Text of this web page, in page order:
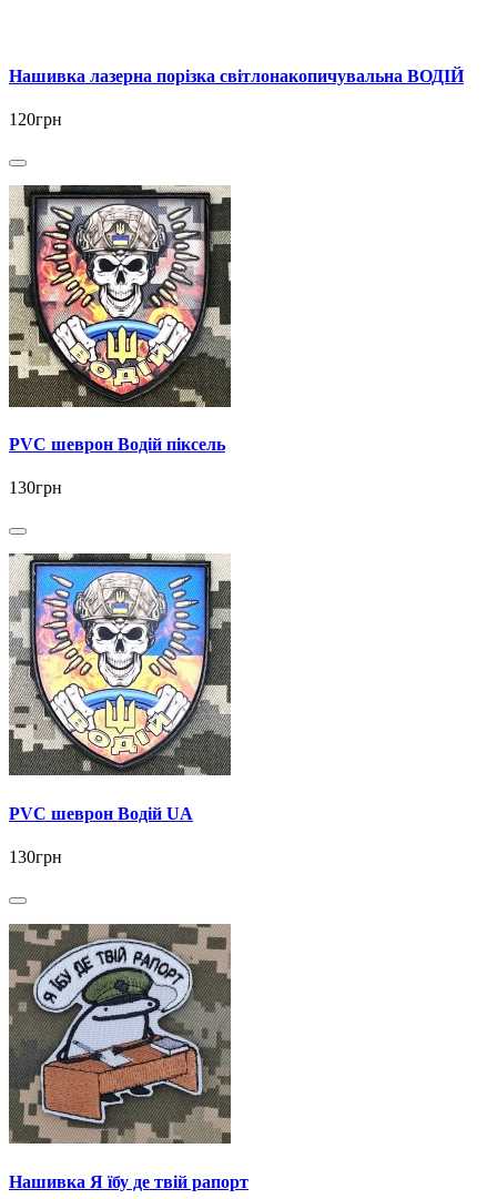
Нашивка лазерна порізка світлонакопичувальна ВОДІЙ
120грн
PVC шеврон Водій піксель
130грн
PVC шеврон Водій UA
130грн
Нашивка Я їбу де твій рапорт